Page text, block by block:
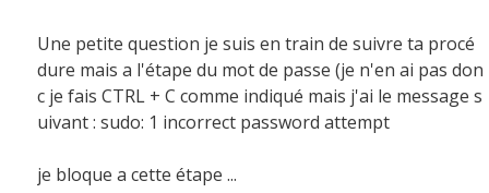
Une petite question je suis en train de suivre ta procé
dure mais a l'étape du mot de passe (je n'en ai pas don
c je fais CTRL + C comme indiqué mais j'ai le message s
uivant : sudo: 1 incorrect password attempt
je bloque a cette étape ...